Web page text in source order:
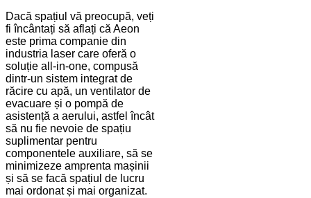
Dacă spațiul vă preocupă, veți
fi încântați să aflați că Aeon
este prima companie din
industria laser care oferă o
soluție all-in-one, compusă
dintr-un sistem integrat de
răcire cu apă, un ventilator de
evacuare și o pompă de
asistență a aerului, astfel încât
să nu fie nevoie de spațiu
suplimentar pentru
componentele auxiliare, să se
minimizeze amprenta mașinii
și să se facă spațiul de lucru
mai ordonat și mai organizat.